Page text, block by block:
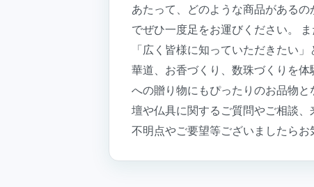
あたって、どのような商品がある
でぜひ一度足をお運びください。
「広く皆様に知っていただきたい
華道、お香づくり、数珠づくりを
への贈り物にもぴったりのお品物
壇や仏具に関するご質問やご相談
不明点やご要望等ございましたらお